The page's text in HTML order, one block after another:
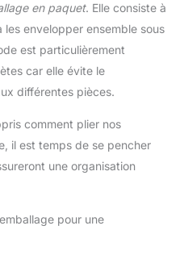
en paquet. Elle consiste à
envelopper ensemble sous
est particulièrement
car elle évite le
différentes pièces.
comment plier nos
il est temps de se pencher
une organisation
pour une